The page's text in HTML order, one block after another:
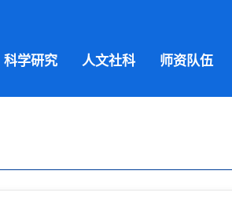
科学研究 人文社科 师资队伍